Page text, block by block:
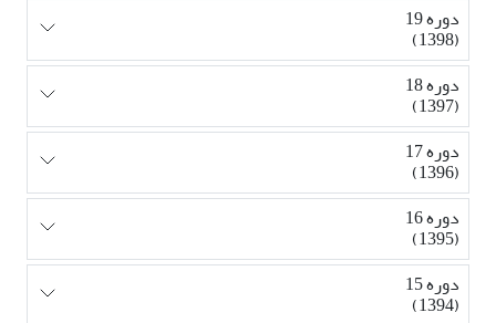
دوره 19
(1398)
دوره 18
(1397)
دوره 17
(1396)
دوره 16
(1395)
دوره 15
(1394)